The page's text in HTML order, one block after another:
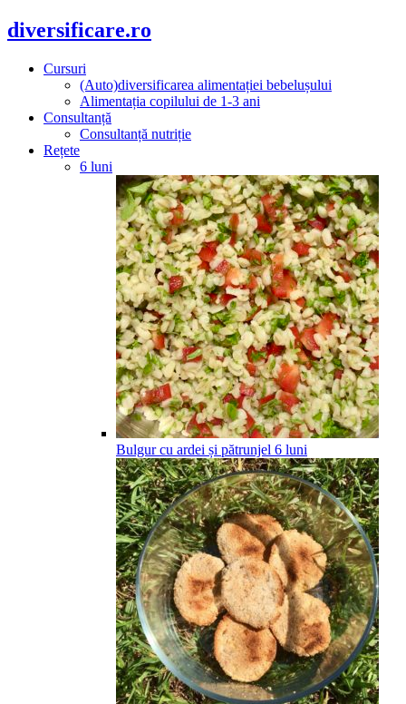
diversificare.ro
Cursuri
(Auto)diversificarea alimentației bebelușului
Alimentația copilului de 1-3 ani
Consultanță
Consultanță nutriție
Rețete
6 luni
Bulgur cu ardei și pătrunjel 6 luni